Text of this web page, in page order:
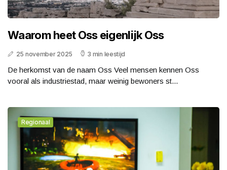
Waarom heet Oss eigenlijk Oss
25 november 2025 3 min leestijd
De herkomst van de naam Oss Veel mensen kennen Oss
vooral als industriestad, maar weinig bewoners st...
Regionaal